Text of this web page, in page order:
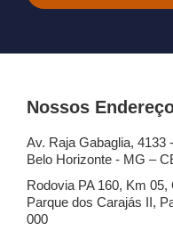
Nossos
Av. Raja Gabaglia, 4133
Belo Horizonte - MG –
Rodovia PA 160, Km
Parque dos Carajás II,
000